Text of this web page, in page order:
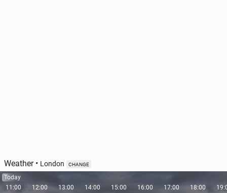
Weather• London CHANGE
Today
11:00
12:00 13:00 14:00 15:00 16:00 17:00 18:00